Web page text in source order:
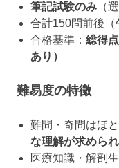
筆記試験のみ （
合計150問前後（
合格基準： 総得
あり）
難易度の特徴
難問・奇問はほ
な理解が求めら
医療知識・解剖